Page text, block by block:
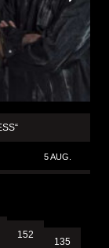
5 AUG.
152
135